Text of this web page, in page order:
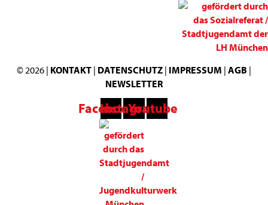
© 2026 | KONTAKT | DATENSCHUTZ | IMPRESSUM | AGB |
NEWSLETTER
Facebook
Instagram
Youtube